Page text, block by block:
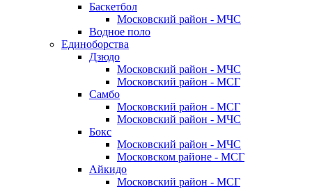
Баскетбол
Московский район - МЧС
Водное поло
Единоборства
Дзюдо
Московский район - МЧС
Московский район - МСГ
Самбо
Московский район - МСГ
Московский район - МЧС
Бокс
Московский район - МЧС
Московском районе - МСГ
Айкидо
Московский район - МСГ